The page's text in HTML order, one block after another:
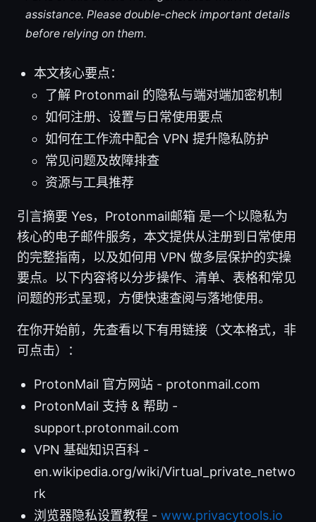
assistance. Please double-check important details
before relying on them.
本文核心要点：
了解 Protonmail 的隐私与端对端加密机制
如何注册、设置与日常使用要点
如何在工作流中配合 VPN 提升隐私防护
常见问题及故障排查
资源与工具推荐
引言摘要 Yes，Protonmail邮箱 是一个以隐私为
核心的电子邮件服务，本文提供从注册到日常使用
的完整指南，以及如何用 VPN 做多层保护的实操
要点。以下内容将以分步操作、清单、表格和常见
问题的形式呈现，方便快速查阅与落地使用。
在你开始前，先查看以下有用链接（文本格式，非
可点击）：
ProtonMail 官方网站 - protonmail.com
ProtonMail 支持 & 帮助 -
support.protonmail.com
VPN 基础知识百科 -
en.wikipedia.org/wiki/Virtual_private_netwo
rk
浏览器隐私设置教程 - www.privacytools.io